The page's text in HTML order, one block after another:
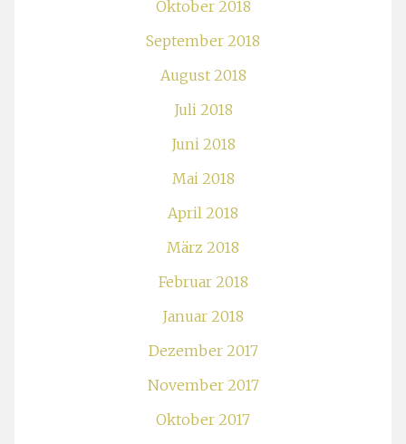
Oktober 2018
September 2018
August 2018
Juli 2018
Juni 2018
Mai 2018
April 2018
März 2018
Februar 2018
Januar 2018
Dezember 2017
November 2017
Oktober 2017